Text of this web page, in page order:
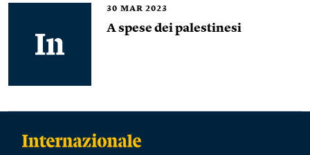
30 MAR 2023
A spese dei palestinesi